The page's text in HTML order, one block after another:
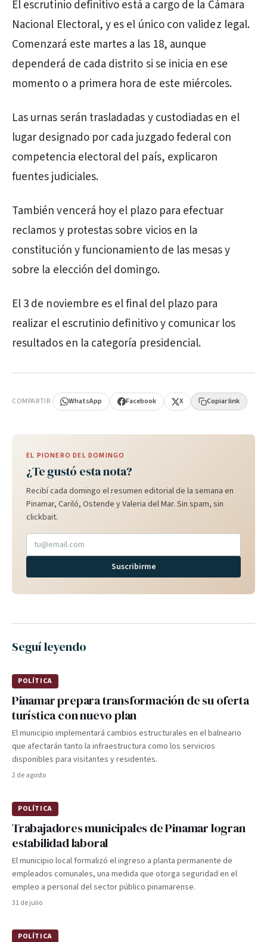
El escrutinio definitivo está a cargo de la Cámara
Nacional Electoral, y es el único con validez legal.
Comenzará este martes a las 18, aunque
dependerá de cada distrito si se inicia en ese
momento o a primera hora de este miércoles.
Las urnas serán trasladadas y custodiadas en el
lugar designado por cada juzgado federal con
competencia electoral del país, explicaron
fuentes judiciales.
También vencerá hoy el plazo para efectuar
reclamos y protestas sobre vicios en la
constitución y funcionamiento de las mesas y
sobre la elección del domingo.
El 3 de noviembre es el final del plazo para
realizar el escrutinio definitivo y comunicar los
resultados en la categoría presidencial.
COMPARTIR WhatsApp Facebook X Copiar link
EL PIONERO DEL DOMINGO
¿Te gustó esta nota?
Recibí cada domingo el resumen editorial de la semana en
Pinamar, Cariló, Ostende y Valeria del Mar. Sin spam, sin
clickbait.
Suscribirme
Seguí leyendo
POLÍTICA
Pinamar prepara transformación de su oferta
turística con nuevo plan
El municipio implementará cambios estructurales en el balneario
que afectarán tanto la infraestructura como los servicios
disponibles para visitantes y residentes.
2 de agosto
POLÍTICA
Trabajadores municipales de Pinamar logran
estabilidad laboral
El municipio local formalizó el ingreso a planta permanente de
empleados comunales, una medida que otorga seguridad en el
empleo a personal del sector público pinamarense.
31 de julio
POLÍTICA